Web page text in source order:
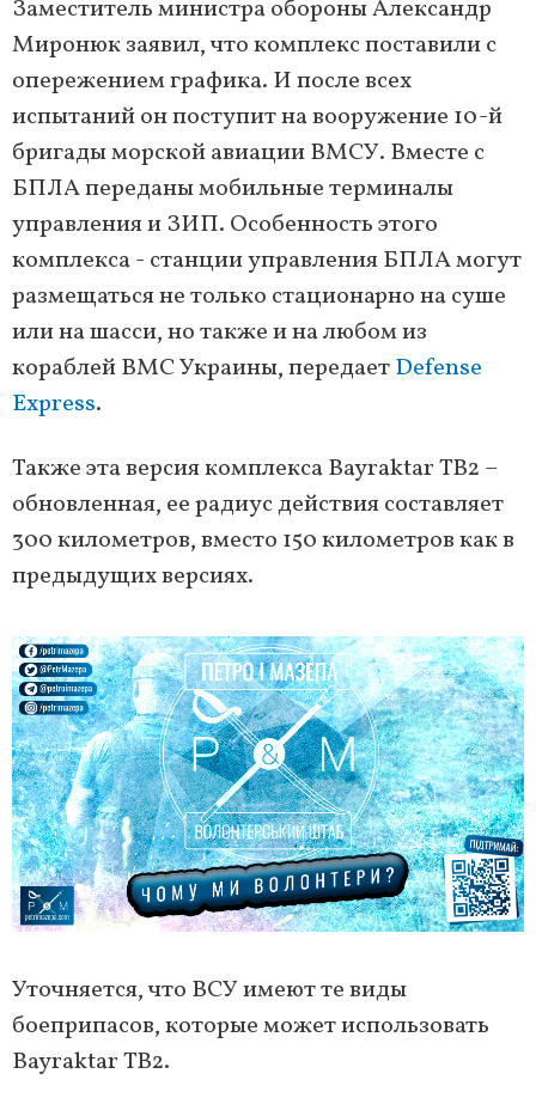
Заместитель министра обороны Александр
Миронюк заявил, что комплекс поставили с
опережением графика. И после всех
испытаний он поступит на вооружение 10-й
бригады морской авиации ВМСУ. Вместе с
БПЛА переданы мобильные терминалы
управления и ЗИП. Особенность этого
комплекса - станции управления БПЛА могут
размещаться не только стационарно на суше
или на шасси, но также и на любом из
кораблей ВМС Украины, передаетDefense
Express.
Также эта версия комплекса Bayraktar ТВ2 –
обновленная, ее радиус действия составляет
300 километров, вместо 150 километров как в
предыдущих версиях.
Уточняется, что ВСУ имеют те виды
боеприпасов, которые может использовать
Bayraktar ТВ2.